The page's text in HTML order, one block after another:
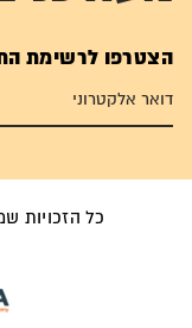
הצטרפו לרשימת
כל הזכויות